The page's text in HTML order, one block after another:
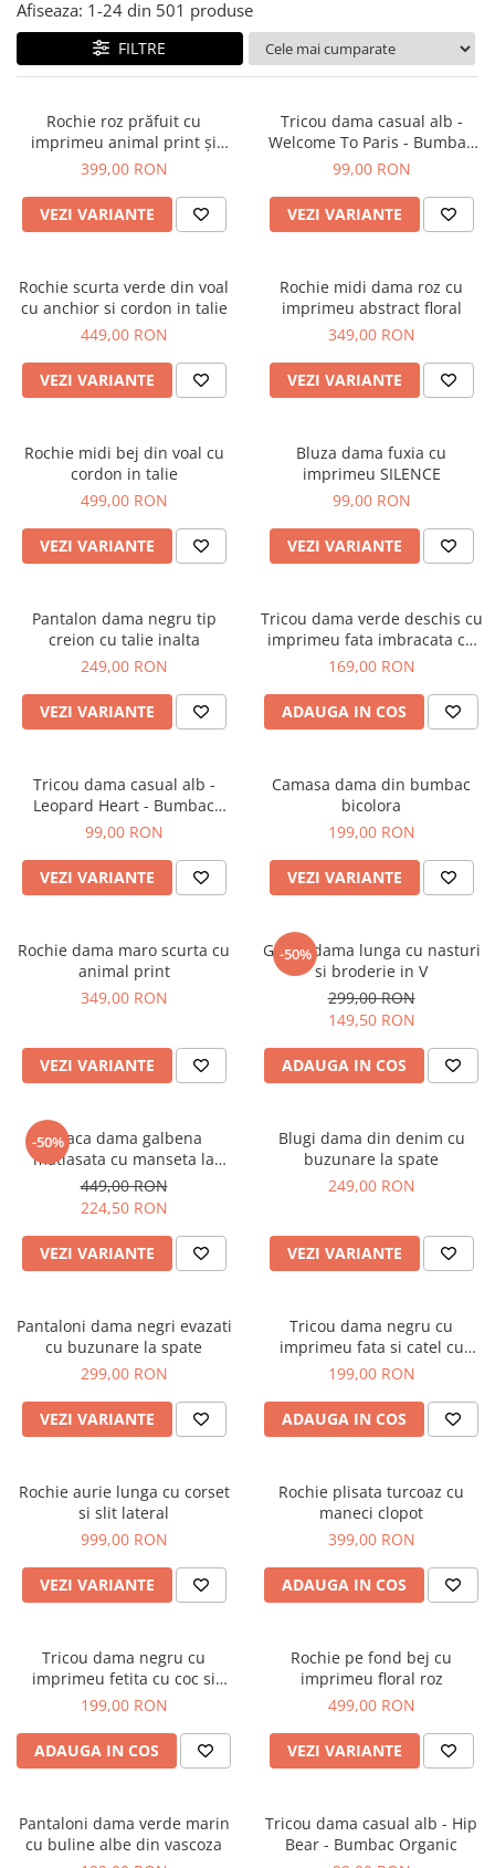
Tricouri si topuri
Rochii de eveniment
Afiseaza: 1-24 din 501 produse
FILTRE
Rochie roz prăfuit cu
imprimeu animal print și
curea
399,00 RON
VEZI VARIANTE
Tricou dama casual alb -
Welcome To Paris - Bumbac
Organic
99,00 RON
VEZI VARIANTE
Rochie scurta verde din voal
cu anchior si cordon in talie
449,00 RON
VEZI VARIANTE
Rochie midi dama roz cu
imprimeu abstract floral
349,00 RON
VEZI VARIANTE
Rochie midi bej din voal cu
cordon in talie
499,00 RON
VEZI VARIANTE
Bluza dama fuxia cu
imprimeu SILENCE
99,00 RON
VEZI VARIANTE
Pantalon dama negru tip
creion cu talie inalta
249,00 RON
VEZI VARIANTE
Tricou dama verde deschis cu
imprimeu fata imbracata cu
alb si inghetata in mana
169,00 RON
ADAUGA IN COS
Tricou dama casual alb -
Leopard Heart - Bumbac
Organic
99,00 RON
VEZI VARIANTE
Camasa dama din bumbac
bicolora
199,00 RON
VEZI VARIANTE
Rochie dama maro scurta cu
animal print
349,00 RON
VEZI VARIANTE
-50%
Geaca dama lunga cu nasturi
si broderie in V
299,00 RON
149,50 RON
ADAUGA IN COS
-50%Geaca dama galbena
matlasata cu manseta la
maneca si elastic in talie
449,00 RON
224,50 RON
VEZI VARIANTE
Blugi dama din denim cu
buzunare la spate
249,00 RON
VEZI VARIANTE
Pantaloni dama negri evazati
cu buzunare la spate
299,00 RON
VEZI VARIANTE
Tricou dama negru cu
imprimeu fata si catel cu
ochelari
199,00 RON
ADAUGA IN COS
Rochie aurie lunga cu corset
si slit lateral
999,00 RON
VEZI VARIANTE
Rochie plisata turcoaz cu
maneci clopot
399,00 RON
ADAUGA IN COS
Tricou dama negru cu
imprimeu fetita cu coc si
ochelari albastrii
199,00 RON
ADAUGA IN COS
Rochie pe fond bej cu
imprimeu floral roz
499,00 RON
VEZI VARIANTE
Pantaloni dama verde marin
cu buline albe din vascoza
Tricou dama casual alb - Hip
Bear - Bumbac Organic